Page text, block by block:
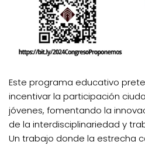
Este programa educativo
incentivar la participación
jóvenes, fomentando la
de la interdisciplinariedad y
Un trabajo donde la estrecha